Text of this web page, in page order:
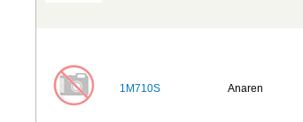
1M710S Anaren